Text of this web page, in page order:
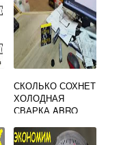
СКОЛЬКО СОХНЕТ
ХОЛОДНАЯ
СВАРКА ABRO